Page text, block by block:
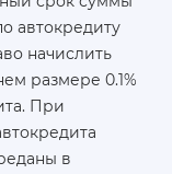
автокредиту
начислить
размере 0.1%
При
в